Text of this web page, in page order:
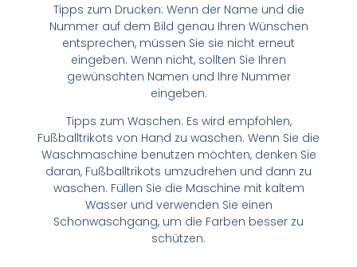
Tipps zum Drucken: Wenn der Name und die
Nummer auf dem Bild genau Ihren Wünschen
entsprechen, müssen Sie sie nicht erneut
eingeben. Wenn nicht, sollten Sie Ihren
gewünschten Namen und Ihre Nummer
eingeben.
Tipps zum Waschen: Es wird empfohlen,
Fußballtrikots von Hand zu waschen. Wenn Sie die
Waschmaschine benutzen möchten, denken Sie
daran, Fußballtrikots umzudrehen und dann zu
waschen. Füllen Sie die Maschine mit kaltem
Wasser und verwenden Sie einen
Schonwaschgang, um die Farben besser zu
schützen.